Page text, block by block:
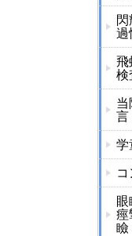
過
飛
検
当
言
学
痙
瞼